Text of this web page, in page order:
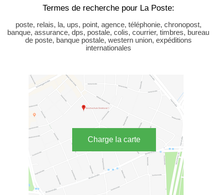
Termes de recherche pour La Poste:
poste, relais, la, ups, point, agence, téléphonie, chronopost,
banque, assurance, dps, postale, colis, courrier, timbres, bureau
de poste, banque postale, western union, expéditions
internationales
Charge la carte